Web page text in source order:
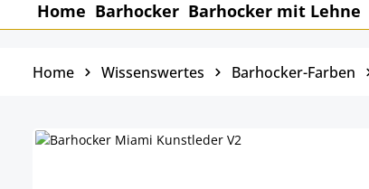
Home Barhocker Barhocker mit Lehne
Home Wissenswertes Barhocker-Farben